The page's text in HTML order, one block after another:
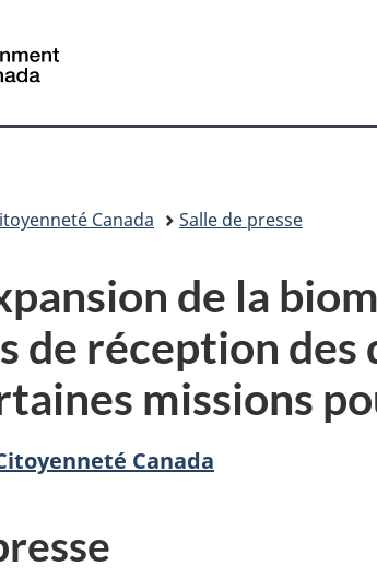
sujet
HTML
Canada
Canada Salle de presse
de la
de réception des
missions
Canada